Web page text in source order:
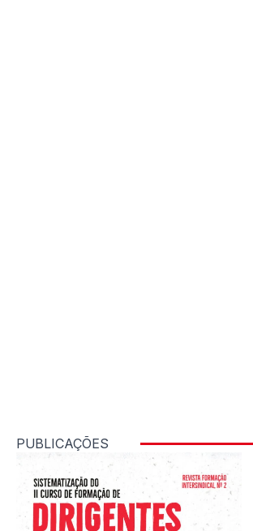
PUBLICAÇÕES